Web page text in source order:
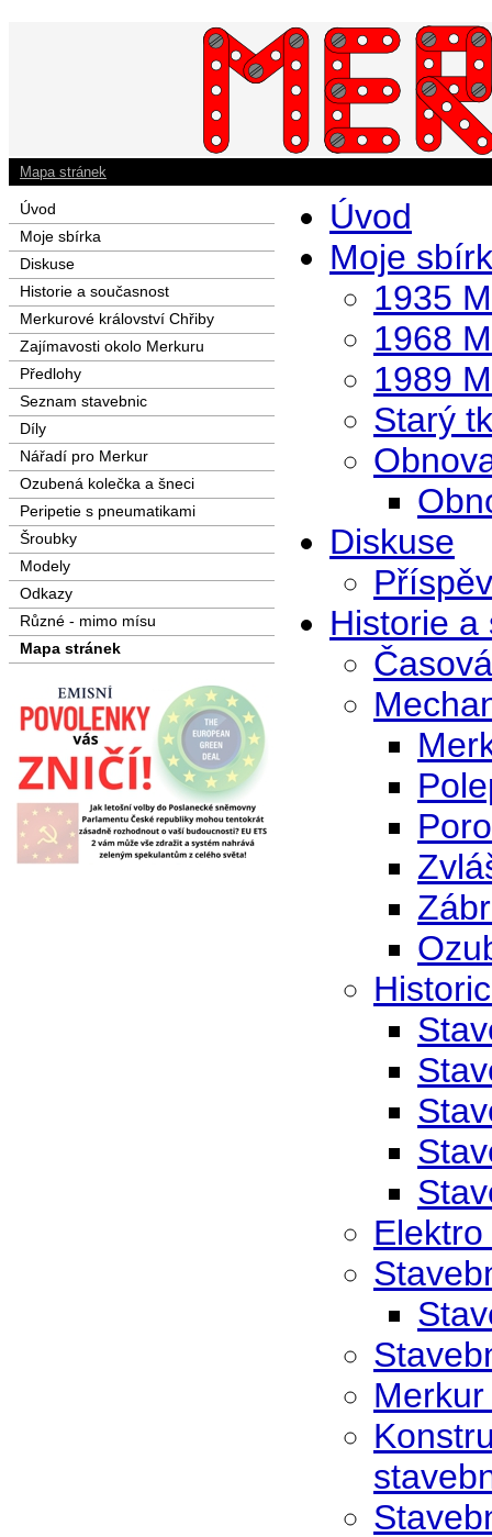
Mapa stránek
Úvod
Moje sbírka
Diskuse
Historie a současnost
Merkurové království Chřiby
Zajímavosti okolo Merkuru
Předlohy
Seznam stavebnic
Díly
Nářadí pro Merkur
Ozubená kolečka a šneci
Peripetie s pneumatikami
Šroubky
Modely
Odkazy
Různé - mimo mísu
Mapa stránek
Úvod
Moje
1935
1968
1989
Starý
Diskuse
Historie a